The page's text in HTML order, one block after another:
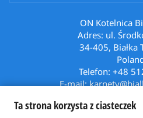
ON Kotelnica
Adres: ul.
34-405, Białka
Telefon: +48
E-mail:
Powrót do
Ta strona korzysta z ciasteczek